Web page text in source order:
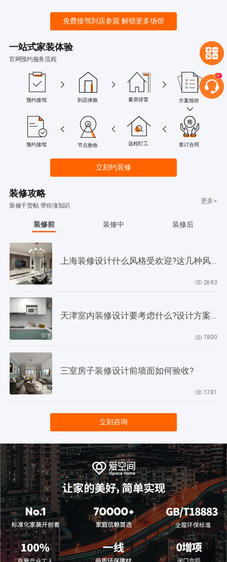
免费接驾到店参观 解锁更多场馆
一站式家装体验
官网预约服务流程
预约接驾 到店体验 量房排雷 方案报价
预约接驾 节点验收 远程盯工 签订合同
立刻约装修
装修攻略
装修干货帖 带你涨知识
更多>
装修前 装修中 装修后
上海装修设计什么风格受欢迎?这几种风格是当下正流行!
2693
天津室内装修设计要考虑什么?设计方案要以此为依据!
1800
三室房子装修设计前墙面如何验收?
1781
立刻咨询